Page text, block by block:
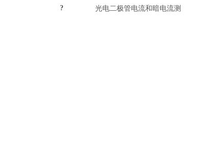
?
光电二极管电流和暗电流测